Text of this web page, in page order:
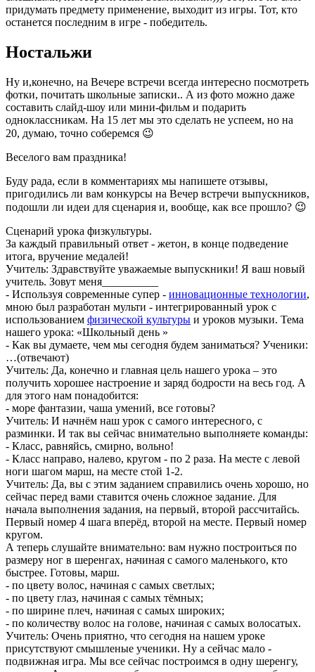
придумать предмету применение, выходит из игры. Тот, кто
останется последним в игре - победитель.
Ностальжи
Ну и,конечно, на Вечере встречи всегда интересно посмотреть
фотки, почитать школьные записки.. А из фото можно даже
составить слайд-шоу или мини-фильм и подарить
одноклассникам. На 15 лет мы это сделать не успеем, но на
20, думаю, точно соберемся 😉
Веселого вам праздника!
Буду рада, если в комментариях мы напишете отзывы,
пригодились ли вам конкурсы на Вечер встречи выпускников,
подошли ли идеи для сценария и, вообще, как все прошло? 😉
Сценарий урока физкультуры.
За каждый правильный ответ - жетон, в конце подведение
итога, вручение медалей!
Учитель: Здравствуйте уважаемые выпускники! Я ваш новый
учитель. Зовут меня__________
- Используя современные супер - инновационные технологии,
мною был разработан мульти - интегрированный урок с
использованием физической культуры и уроков музыки. Тема
нашего урока: «Школьный день »
- Как вы думаете, чем мы сегодня будем заниматься? Ученики:
…(отвечают)
Учитель: Да, конечно и главная цель нашего урока – это
получить хорошее настроение и заряд бодрости на весь год. А
для этого нам понадобится:
- море фантазии, чаша умений, все готовы?
Учитель: И начнём наш урок с самого интересного, с
разминки. И так вы сейчас внимательно выполняете команды:
- Класс, равняйсь, смирно, вольно!
- Класс направо, налево, кругом - по 2 раза. На месте с левой
ноги шагом марш, на месте стой 1-2.
Учитель: Да, вы с этим заданием справились очень хорошо, но
сейчас перед вами ставится очень сложное задание. Для
начала выполнения задания, на первый, второй рассчитайсь.
Первый номер 4 шага вперёд, второй на месте. Первый номер
кругом.
А теперь слушайте внимательно: вам нужно построиться по
размеру ног в шеренгах, начиная с самого маленького, кто
быстрее. Готовы, марш.
- по цвету волос, начиная с самых светлых;
- по цвету глаз, начиная с самых тёмных;
- по ширине плеч, начиная с самых широких;
- по количеству волос на голове, начиная с самых волосатых.
Учитель: Очень приятно, что сегодня на нашем уроке
присутствуют смышленые ученики. Ну а сейчас мало -
подвижная игра. Мы все сейчас построимся в одну шеренгу,